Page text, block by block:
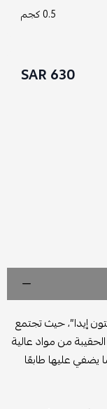
0.5 كجم
630 SAR
إيدا”، حيث تجتمع
من مواد عالية
يضفي عليها طابعًا